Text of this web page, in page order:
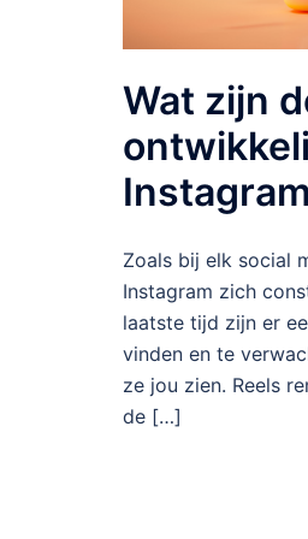
Wat zijn
Zoals bij elk social
Instagram zich
laatste tijd zijn er
vinden en te
ze jou zien. Reels
de […]